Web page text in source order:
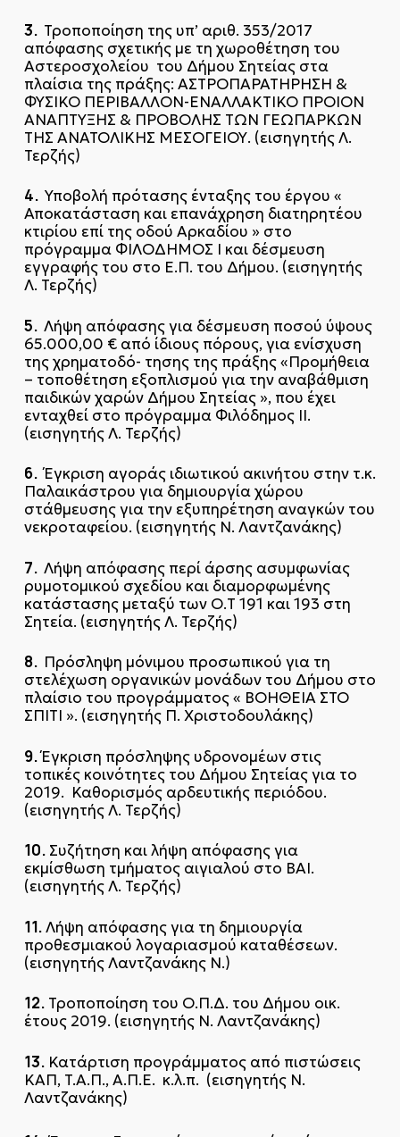
3. Τροποποίηση της υπ’ αριθ. 353/2017
απόφασης σχετικής με τη χωροθέτηση του
Αστεροσχολείου του Δήμου Σητείας στα
πλαίσια της πράξης: ΑΣΤΡΟΠΑΡΑΤΗΡΗΣΗ &
ΦΥΣΙΚΟ ΠΕΡΙΒΑΛΛΟΝ-ΕΝΑΛΛΑΚΤΙΚΟ ΠΡΟΙΟΝ
ΑΝΑΠΤΥΞΗΣ & ΠΡΟΒΟΛΗΣ ΤΩΝ ΓΕΩΠΑΡΚΩΝ
ΤΗΣ ΑΝΑΤΟΛΙΚΗΣ ΜΕΣΟΓΕΙΟΥ. (εισηγητής Λ.
Τερζής)
4. Υποβολή πρότασης ένταξης του έργου «
Αποκατάσταση και επανάχρηση διατηρητέου
κτιρίου επί της οδού Αρκαδίου » στο
πρόγραμμα ΦΙΛΟΔΗΜΟΣ Ι και δέσμευση
εγγραφής του στο Ε.Π. του Δήμου. (εισηγητής
Λ. Τερζής)
5. Λήψη απόφασης για δέσμευση ποσού ύψους
65.000,00 € από ίδιους πόρους, για ενίσχυση
της χρηματοδό- τησης της πράξης «Προμήθεια
– τοποθέτηση εξοπλισμού για την αναβάθμιση
παιδικών χαρών Δήμου Σητείας », που έχει
ενταχθεί στο πρόγραμμα Φιλόδημος II.
(εισηγητής Λ. Τερζής)
6.Έγκριση αγοράς ιδιωτικού ακινήτου στην τ.κ.
Παλαικάστρου για δημιουργία χώρου
στάθμευσης για την εξυπηρέτηση αναγκών του
νεκροταφείου. (εισηγητής Ν. Λαντζανάκης)
7. Λήψη απόφασης περί άρσης ασυμφωνίας
ρυμοτομικού σχεδίου και διαμορφωμένης
κατάστασης μεταξύ των Ο.Τ 191 και 193 στη
Σητεία. (εισηγητής Λ. Τερζής)
8. Πρόσληψη μόνιμου προσωπικού για τη
στελέχωση οργανικών μονάδων του Δήμου στο
πλαίσιο του προγράμματος « ΒΟΗΘΕΙΑ ΣΤΟ
ΣΠΙΤΙ ». (εισηγητής Π. Χριστοδουλάκης)
9.Έγκριση πρόσληψης υδρονομέων στις
τοπικές κοινότητες του Δήμου Σητείας για το
2019. Καθορισμός αρδευτικής περιόδου.
(εισηγητής Λ. Τερζής)
10. Συζήτηση και λήψη απόφασης για
εκμίσθωση τμήματος αιγιαλού στο ΒΑΙ.
(εισηγητής Λ. Τερζής)
11.Λήψη απόφασης για τη δημιουργία
προθεσμιακού λογαριασμού καταθέσεων.
(εισηγητής Λαντζανάκης Ν.)
12. Τροποποίηση του Ο.Π.Δ. του Δήμου οικ.
έτους 2019. (εισηγητής Ν. Λαντζανάκης)
13. Κατάρτιση προγράμματος από πιστώσεις
ΚΑΠ, T.A.Π., Α.Π.Ε. κ.λ.π. (εισηγητής Ν.
Λαντζανάκης)